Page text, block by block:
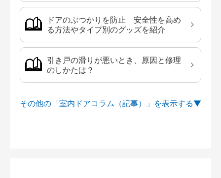
ドアのぶつかりを防止 安全性を高め
る方法やタイプ別のグッズを紹介
引き戸の滑りが悪いとき、原因と修理
のしかたは？
その他の「室内ドアコラム（記事）」を